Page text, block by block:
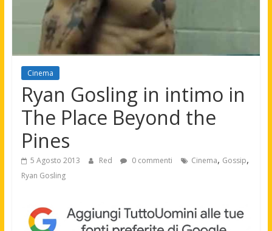
Cinema
Ryan Gosling in intimo in
The Place Beyond the
Pines
5 Agosto 2013 Red 0 commenti Cinema, Gossip,
Ryan Gosling